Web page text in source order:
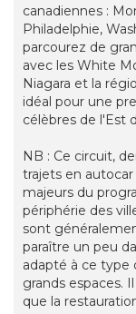
canadiennes :
Philadelphie,
parcourez de
avec les White
Niagara et la
idéal pour une
célèbres de l'Est
NB : Ce circuit,
trajets en
majeurs du
périphérie des
sont
paraître un peu
adapté à ce type
grands espaces.
que la